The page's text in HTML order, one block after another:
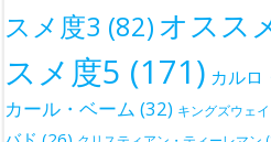
スメ度3 (82) オスス
スメ度5 (171) カルロ
カール・ベーム (32) キングズウェ